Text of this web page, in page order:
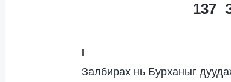
137
I
Залбирах нь Бурханыг